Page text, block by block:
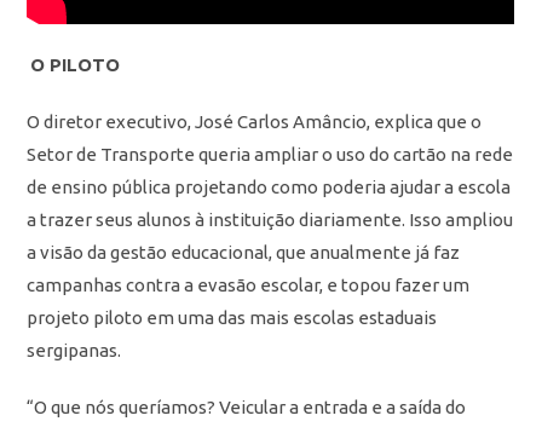
O PILOTO
O diretor executivo, José Carlos Amâncio, explica que o
Setor de Transporte queria ampliar o uso do cartão na rede
de ensino pública projetando como poderia ajudar a escola
a trazer seus alunos à instituição diariamente. Isso ampliou
a visão da gestão educacional, que anualmente já faz
campanhas contra a evasão escolar, e topou fazer um
projeto piloto em uma das mais escolas estaduais
sergipanas.
“O que nós queríamos? Veicular a entrada e a saída do